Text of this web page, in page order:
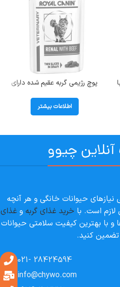
پوچ رژیمی گربه عقیم شده دارای
گرم
اطلاعات بیشتر
چیوو
حیوانات خانگی و هر آنچه
لازم است. با خرید غذای گربه و غذای
و با بهترین کیفیت سلامتی حیوانات
تضمین کنید.
28424594 -021
info@chywo.com